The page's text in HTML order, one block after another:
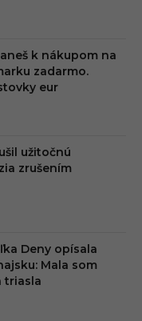
k nákupom na
zadarmo.
eur
užitočnú
zrušením
Deny opísala
Mala som
triasla